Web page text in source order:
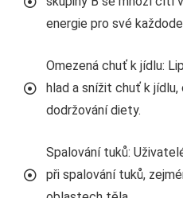
energie pro své
Omezená chuť k jídlu:
hlad a snížit chuť k jídlu,
dodržování diety.
Spalování tuků:
při spalování tuků,